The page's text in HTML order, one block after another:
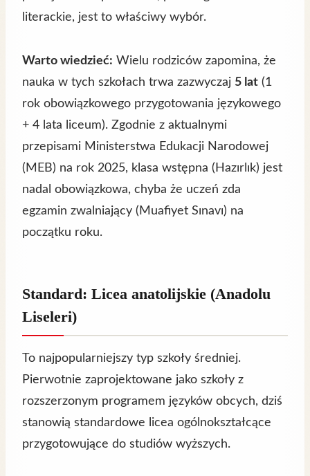
literackie, jest to właściwy wybór.
Warto wiedzieć: Wielu rodziców zapomina, że
nauka w tych szkołach trwa zazwyczaj 5 lat (1
rok obowiązkowego przygotowania językowego
+ 4 lata liceum). Zgodnie z aktualnymi
przepisami Ministerstwa Edukacji Narodowej
(MEB) na rok 2025, klasa wstępna (Hazırlık) jest
nadal obowiązkowa, chyba że uczeń zda
egzamin zwalniający (Muafiyet Sınavı) na
początku roku.
Standard: Licea anatolijskie (Anadolu
Liseleri)
To najpopularniejszy typ szkoły średniej.
Pierwotnie zaprojektowane jako szkoły z
rozszerzonym programem języków obcych, dziś
stanowią standardowe licea ogólnokształcące
przygotowujące do studiów wyższych.